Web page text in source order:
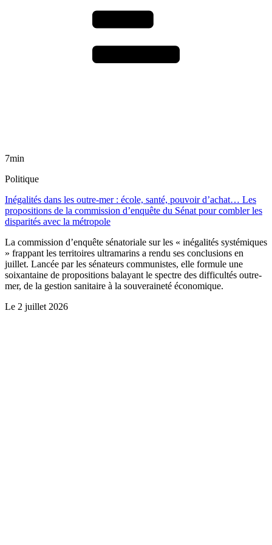
7min
Politique
Inégalités dans les outre-mer : école, santé, pouvoir d’achat… Les
propositions de la commission d’enquête du Sénat pour combler les
disparités avec la métropole
La commission d’enquête sénatoriale sur les « inégalités systémiques
» frappant les territoires ultramarins a rendu ses conclusions en
juillet. Lancée par les sénateurs communistes, elle formule une
soixantaine de propositions balayant le spectre des difficultés outre-
mer, de la gestion sanitaire à la souveraineté économique.
Le 2 juillet 2026